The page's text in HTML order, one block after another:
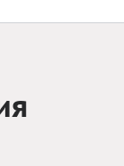
ящик
Mobile